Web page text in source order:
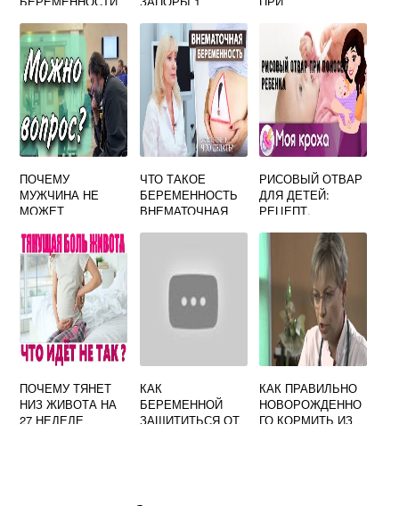
В ДЕНЬ
ПОЧЕМУ
МУЖЧИНА НЕ
МОЖЕТ
ЧТО ТАКОЕ
БЕРЕМЕННОСТЬ
ВНЕМАТОЧНАЯ
РИСОВЫЙ ОТВАР
ДЛЯ ДЕТЕЙ:
РЕЦЕПТ,
ВОЗРАСТНЫЕ
НОРМЫ
ПОЧЕМУ ТЯНЕТ
НИЗ ЖИВОТА НА
27 НЕДЕЛЕ
КАК
БЕРЕМЕННОЙ
ЗАЩИТИТЬСЯ ОТ
КАК ПРАВИЛЬНО
НОВОРОЖДЕННО
ГО КОРМИТЬ ИЗ